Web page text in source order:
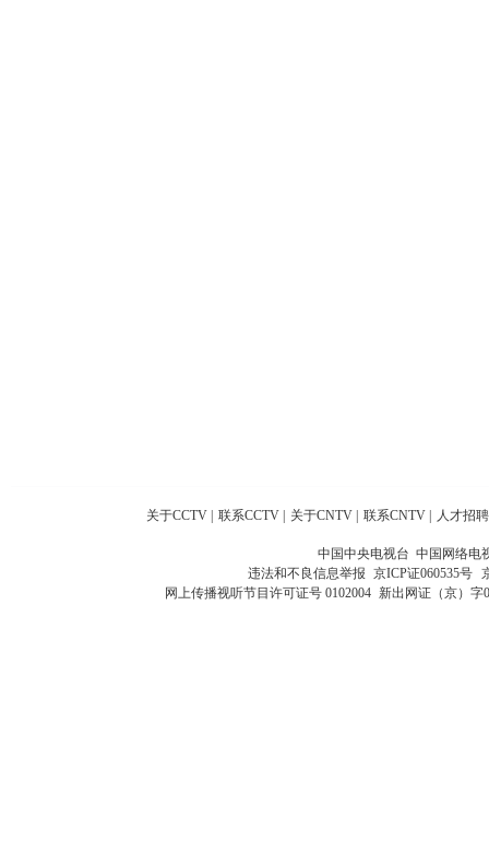
关于CCTV 联系CCTV 关于CNTV 联系CNTV 人才招聘
中国中央电视台 中国网络电
违法和不良信息举报 京ICP证060535号
网上传播视听节目许可证号 0102004 新出网证（京）